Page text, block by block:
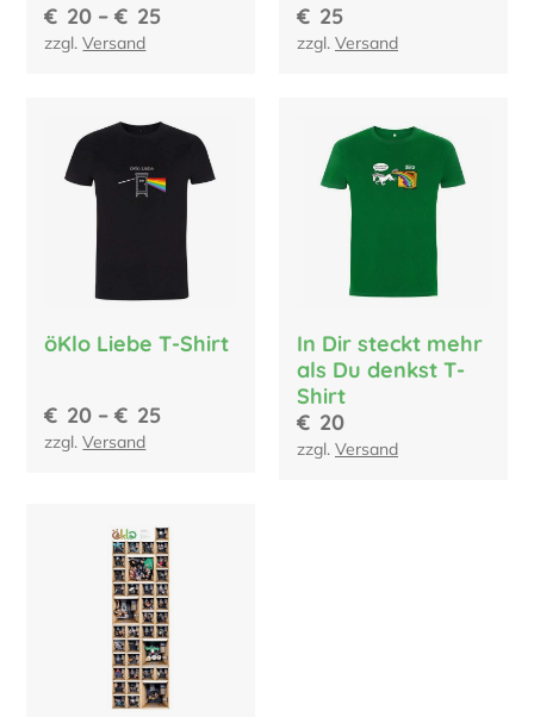
€ 20 –€ 25
zzgl.Versand
€ 25
zzgl. Versand
öKlo Liebe T-Shirt
€ 20 –€ 25
zzgl.Versand
In Dir steckt mehr
als Du denkst T-
Shirt
€ 20
zzgl. Versand